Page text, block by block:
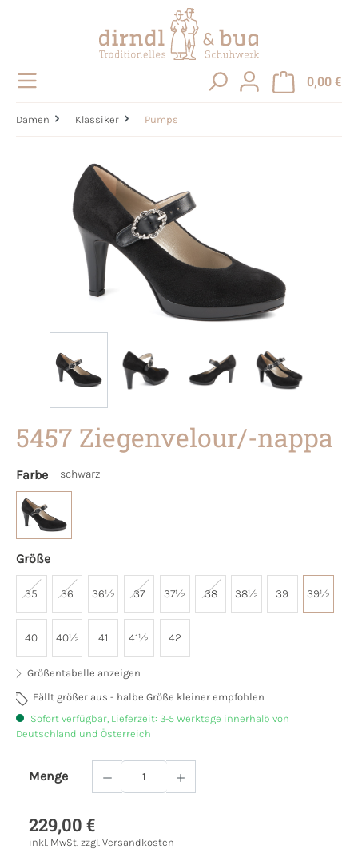
0,00 €
Damen Klassiker Pumps
Bildergalerie überspringen
5457 Ziegenvelour/-nappa
Farbe schwarz
Größe
35 36 36½ 37 37½ 38 38½ 39 39½
40 40½ 41 41½ 42
Größentabelle anzeigen
Fällt größer aus - halbe Größe kleiner empfohlen
Sofort verfügbar, Lieferzeit: 3-5 Werktage innerhalb von
Deutschland und Österreich
Menge
Produkt Anzahl: Gib den gewünschten
229,00 €
inkl. MwSt. zzgl. Versandkosten